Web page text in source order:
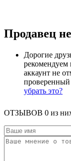
Продавец
Дорогие
рекомендуем
аккаунт не
убрать это?
ОТЗЫВОВ 0 из